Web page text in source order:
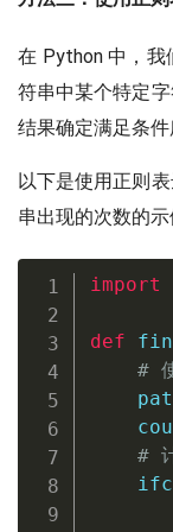
在 Python 中，我
符串中某个特定
结果确定满足条件
以下是使用正则
串出现的次数的示
import
def
#
#